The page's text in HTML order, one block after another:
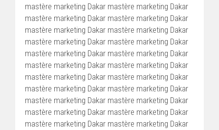
mastère marketing Dakar mastère marketing Dakar
mastère marketing Dakar mastère marketing Dakar
mastère marketing Dakar mastère marketing Dakar
mastère marketing Dakar mastère marketing Dakar
mastère marketing Dakar mastère marketing Dakar
mastère marketing Dakar mastère marketing Dakar
mastère marketing Dakar mastère marketing Dakar
mastère marketing Dakar mastère marketing Dakar
mastère marketing Dakar mastère marketing Dakar
mastère marketing Dakar mastère marketing Dakar
mastère marketing Dakar mastère marketing Dakar